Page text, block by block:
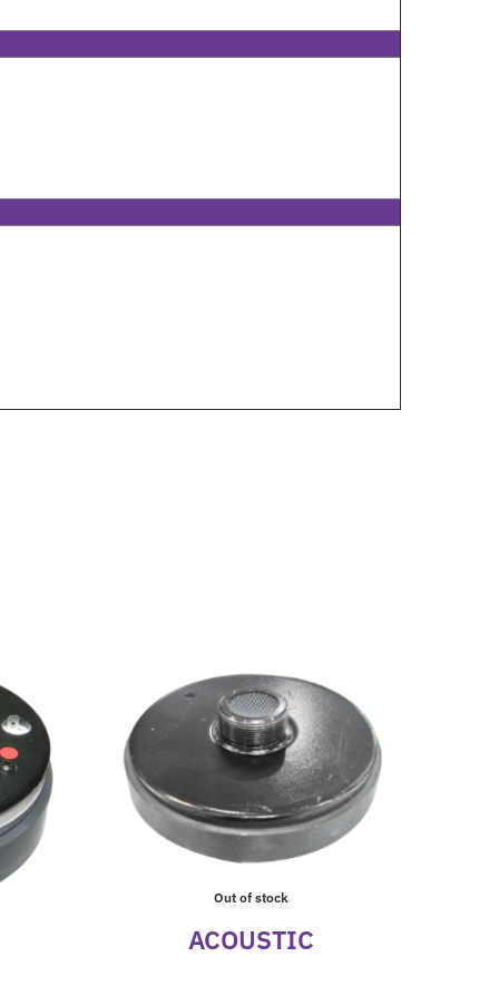
Out of stock
ACOUSTIC